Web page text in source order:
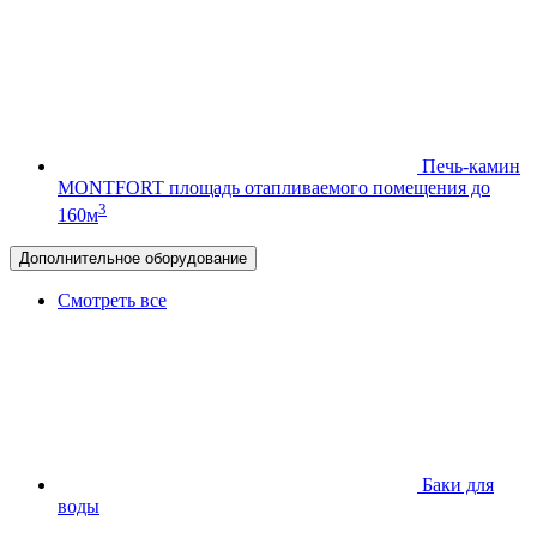
Печь-камин
MONTFORT площадь отапливаемого помещения до
160м3
Дополнительное оборудование
Смотреть все
Баки для
воды